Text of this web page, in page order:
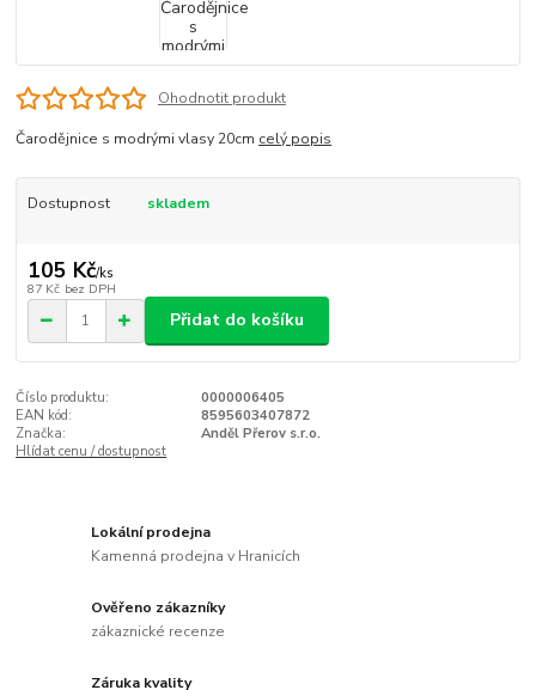
Ohodnotit produkt
Čarodějnice s modrými vlasy 20cm celý popis
Dostupnost skladem
105 Kč/ks
87 Kč bez DPH
Přidat do košíku
Číslo produktu:
0000006405
EAN kód:
8595603407872
Značka:
Anděl Přerov s.r.o.
Hlídat cenu / dostupnost
Lokální prodejna
Kamenná prodejna v Hranicích
Ověřeno zákazníky
zákaznické recenze
Záruka kvality